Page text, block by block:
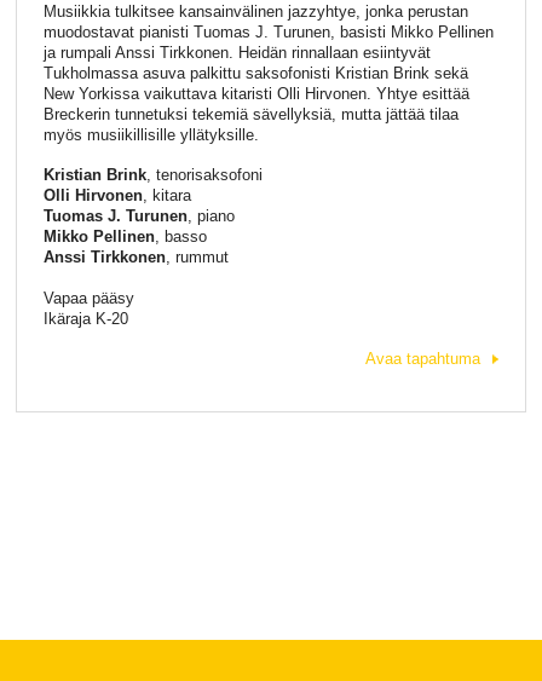
Musiikkia tulkitsee kansainvälinen jazzyhtye, jonka perustan
muodostavat pianisti Tuomas J. Turunen, basisti Mikko Pellinen
ja rumpali Anssi Tirkkonen. Heidän rinnallaan esiintyvät
Tukholmassa asuva palkittu saksofonisti Kristian Brink sekä
New Yorkissa vaikuttava kitaristi Olli Hirvonen. Yhtye esittää
Breckerin tunnetuksi tekemiä sävellyksiä, mutta jättää tilaa
myös musiikillisille yllätyksille.
Kristian Brink, tenorisaksofoni
Olli Hirvonen, kitara
Tuomas J. Turunen, piano
Mikko Pellinen, basso
Anssi Tirkkonen, rummut
Vapaa pääsy
Ikäraja K-20
Avaa tapahtuma